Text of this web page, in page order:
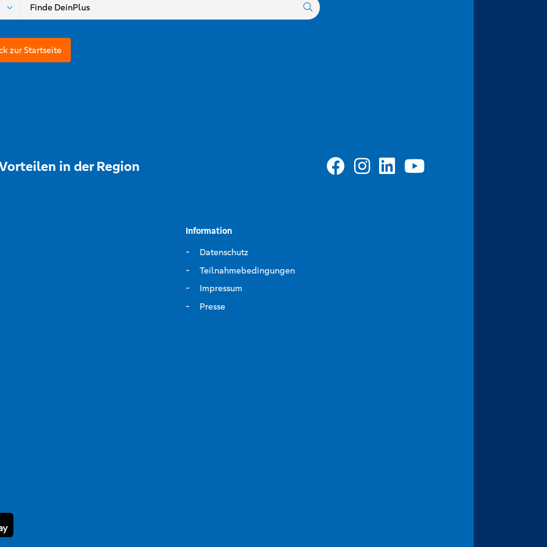
zur Startseite
in der Region
Information
Datenschutz
Teilnahmebedingungen
Impressum
Presse